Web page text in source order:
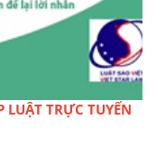
TRỰC TUYẾN